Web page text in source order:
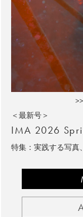
＜最新号＞
IMA 2026
特集：実践する写真